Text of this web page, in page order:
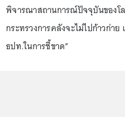
พิจารณาสถานการณ์ปัจจุบันของโ
กระทรวงการคลังจะไม่ไปก้าวก่า
ธปท.ในการชี้ขาด”